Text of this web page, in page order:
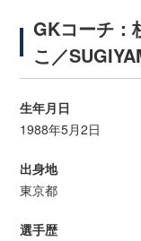
GKコーチ
こ／
生年月日
1988年5月2日
出身地
東京都
選手歴